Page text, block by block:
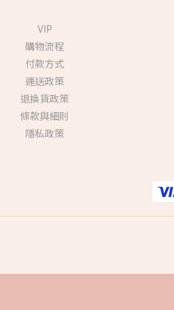
VIP
購物流程
付款方式
運送政策
退換貨政策
條款與細則
隱私政策